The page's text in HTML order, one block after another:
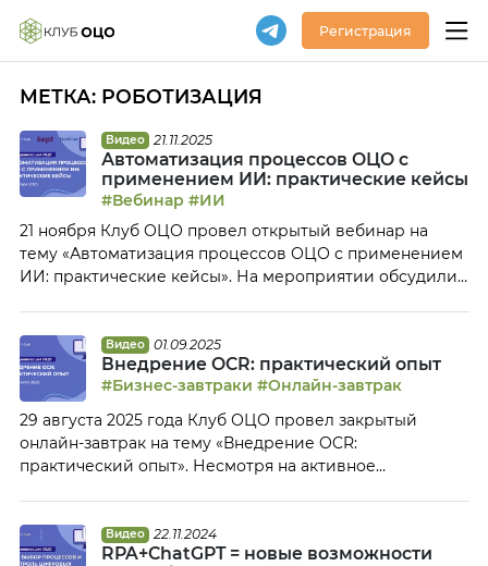
Регистрация
МЕТКА: РОБОТИЗАЦИЯ
Видео 21.11.2025
Автоматизация процессов ОЦО с
применением ИИ: практические кейсы
#Вебинар #ИИ
21 ноября Клуб ОЦО провел открытый вебинар на
тему «Автоматизация процессов ОЦО с применением
ИИ: практические кейсы». На мероприятии обсудили
Стецыка, СЕО LeanCore и Романа Малюгу,
Руководителя Группы управления финансами и
казначейством в России и Белоруссии Kept 02:33
Анонс мероприятий Клуба ОЦО 10:47 Внедрение […]
Видео 01.09.2025
Внедрение OCR: практический опыт
#Бизнес-завтраки #Онлайн-завтрак
29 августа 2025 года Клуб ОЦО провел закрытый
онлайн-завтрак на тему «Внедрение OCR:
практический опыт». Несмотря на активное
текстов остаются достаточно востребованными в
индустрии ОЦО. На закрытом онлайн-завтраке
Видео 22.11.2024
RPA+ChatGPT = новые возможности